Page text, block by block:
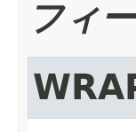
フィ